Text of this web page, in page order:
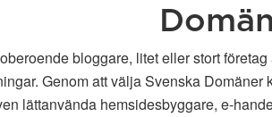
bloggare, litet eller stort
Genom att välja Svenska
lättanvända hemsidesbyggare, e-